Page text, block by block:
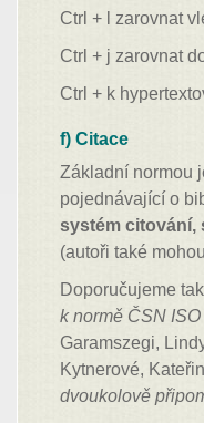
Ctrl + l zarovnat
Ctrl + j zarovnat
Ctrl + k
f) Citace
Základní normou
pojednávající o
systém citování,
(autoři také
Doporučujeme
k normě ČSN
Garamszegi,
Kytnerové,
dvoukolově